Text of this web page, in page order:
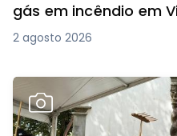
gás em incêndio em
2 agosto 2026